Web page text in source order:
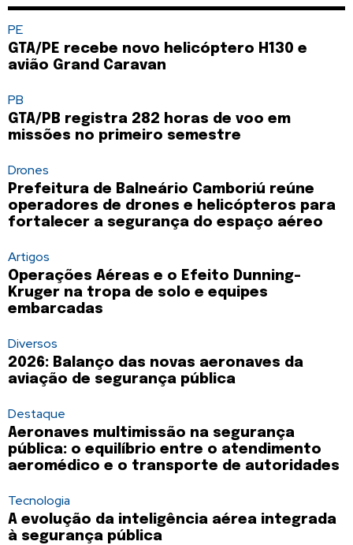
PE
GTA/PE recebe novo helicóptero H130 e
avião Grand Caravan
PB
GTA/PB registra 282 horas de voo em
missões no primeiro semestre
Drones
Prefeitura de Balneário Camboriú reúne
operadores de drones e helicópteros para
fortalecer a segurança do espaço aéreo
Artigos
Operações Aéreas e o Efeito Dunning-
Kruger na tropa de solo e equipes
embarcadas
Diversos
2026: Balanço das novas aeronaves da
aviação de segurança pública
Destaque
Aeronaves multimissão na segurança
pública: o equilíbrio entre o atendimento
aeromédico e o transporte de autoridades
Tecnologia
A evolução da inteligência aérea integrada
à segurança pública